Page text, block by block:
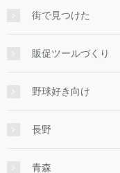
街で見つけた
販促ツールづくり
野球好き向け
長野
青森